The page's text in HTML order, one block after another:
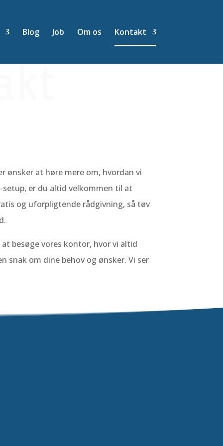
Blog Job Om os Kontakt
ønsker at høre mere om, hvordan vi
er du altid velkommen til at
og uforpligtende rådgivning, så tøv
besøge vores kontor, hvor vi altid
snak om dine behov og ønsker. Vi ser